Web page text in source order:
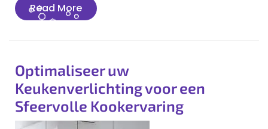
Read MoreRead
More
Optimaliseer uw
Keukenverlichting voor een
Sfeervolle Kookervaring